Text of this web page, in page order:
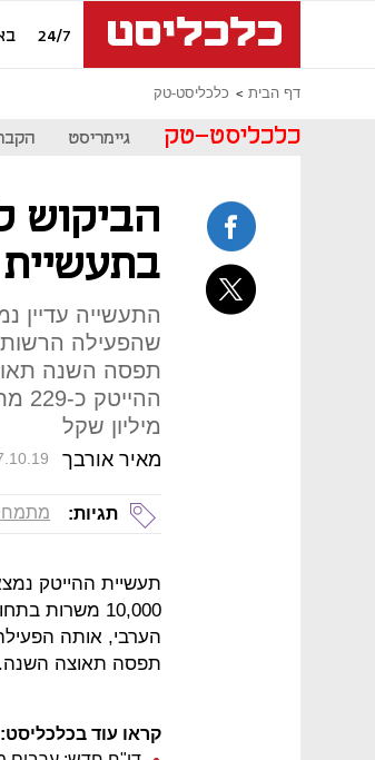
24/7
דף הבית כלכליסט-טק
כלכליסט-טק גיימריסט
הביקוש
התעשייה עדיין
מיליון שקל
מאיר אורבך
תגיות:
תעשיית ההייטק
10,000
תפסה תאוצה השנה.
קראו עוד בכלכליסט: